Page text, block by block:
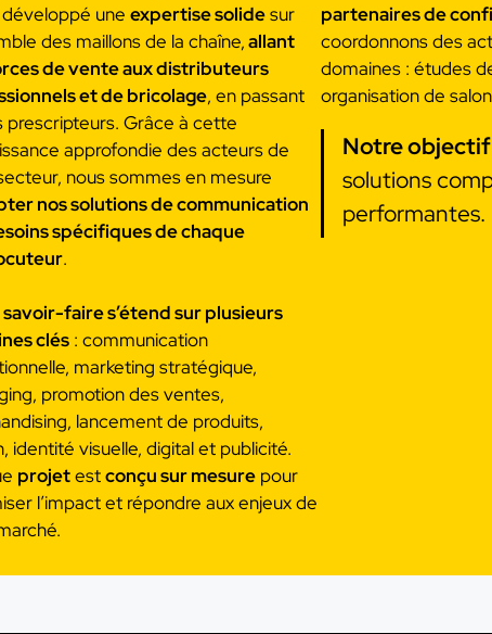
une expertise solidesur
des maillons de la chaîne,allant
de vente aux distributeurs
et de bricolage, en passant
prescripteurs. Grâce à cette
approfondie des acteurs de
nous sommes en mesure
nos solutions de communication
spécifiques de chaque
.
faire s’étend sur plusieurs
clés: communication
marketing stratégique,
promotion des ventes,
lancement de produits,
identité visuelle, digital et publicité.
projetestconçu sur mesurepour
l’impact et répondre aux enjeux de
partenaires de
coordonnons des
domaines : études
organisation de
Notre objectif
solutions
performantes.